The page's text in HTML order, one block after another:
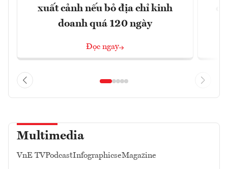
xuất cảnh nếu bỏ địa chỉ kinh
doanh quá 120 ngày
Đọc ngay
Multimedia
VnE TVPodcastInfographicseMagazine